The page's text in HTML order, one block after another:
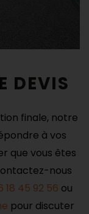
DEVIS
finale, notre
à vos
que vous êtes
nous
18 45 92 56 ou
pour discuter